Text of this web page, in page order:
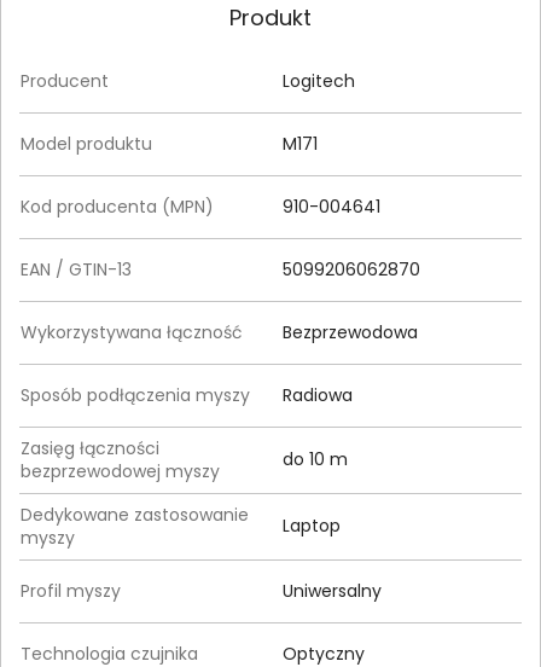
Produkt
Producent Logitech
Model produktu M171
Kod producenta (MPN) 910-004641
EAN / GTIN-13 5099206062870
Wykorzystywana łączność Bezprzewodowa
Sposób podłączenia myszy Radiowa
Zasięg łączności
bezprzewodowej myszy
do 10 m
Dedykowane zastosowanie
myszy
Laptop
Profil myszy Uniwersalny
Technologia czujnika Optyczny